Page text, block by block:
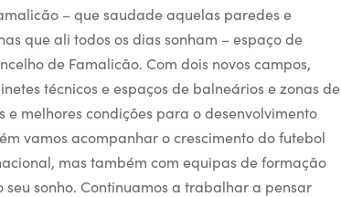
– que saudade aquelas paredes e
que ali todos os dias sonham – espaço de
de Famalicão. Com dois novos campos,
técnicos e espaços de balneários e zonas de
melhores condições para o desenvolvimento
vamos acompanhar o crescimento do futebol
mas também com equipas de formação
sonho. Continuamos a trabalhar a pensar